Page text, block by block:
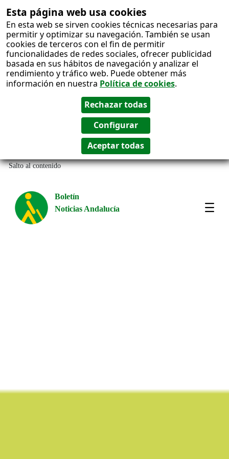
Esta página web usa cookies
En esta web se sirven cookies técnicas necesarias para
permitir y optimizar su navegación. También se usan
cookies de terceros con el fin de permitir
funcionalidades de redes sociales, ofrecer publicidad
basada en sus hábitos de navegación y analizar el
rendimiento y tráfico web. Puede obtener más
información en nuestra Política de cookies.
Salto al contenido
Boletín
Noticias Andalucía